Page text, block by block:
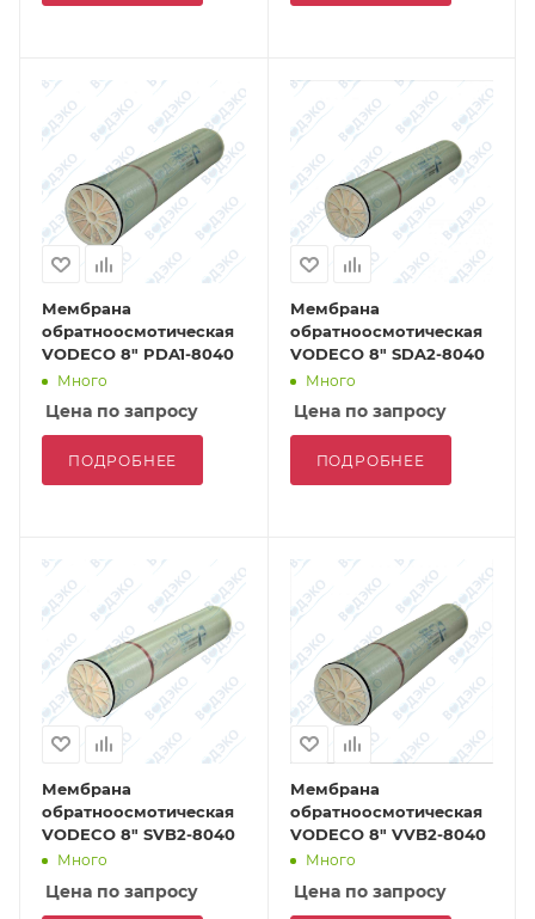
Мембрана
обратноосмотическая
VODECO 8" PDA1-8040
Много
Цена по запросу
ПОДРОБНЕЕ
Мембрана
обратноосмотическая
VODECO 8" SDA2-8040
Много
Цена по запросу
ПОДРОБНЕЕ
Мембрана
обратноосмотическая
VODECO 8" SVB2-8040
Много
Цена по запросу
Мембрана
обратноосмотическая
VODECO 8" VVB2-8040
Много
Цена по запросу